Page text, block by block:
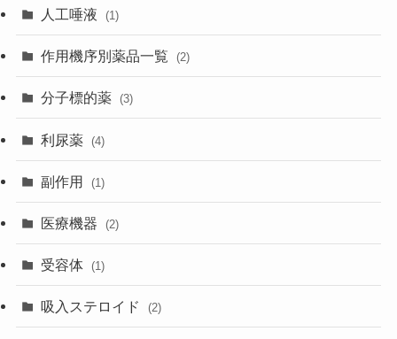
人工唾液 (1)
作用機序別薬品一覧 (2)
分子標的薬 (3)
利尿薬 (4)
副作用 (1)
医療機器 (2)
受容体 (1)
吸入ステロイド (2)